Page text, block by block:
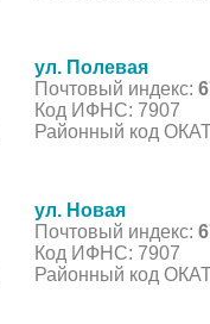
ул. Полевая
Почтовый индекс:
Код ИФНС: 7907
Районный код
ул. Новая
Почтовый индекс:
Код ИФНС: 7907
Районный код